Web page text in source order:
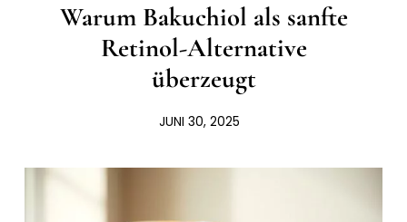
Warum Bakuchiol als sanfte
Retinol-Alternative
überzeugt
JUNI 30, 2025